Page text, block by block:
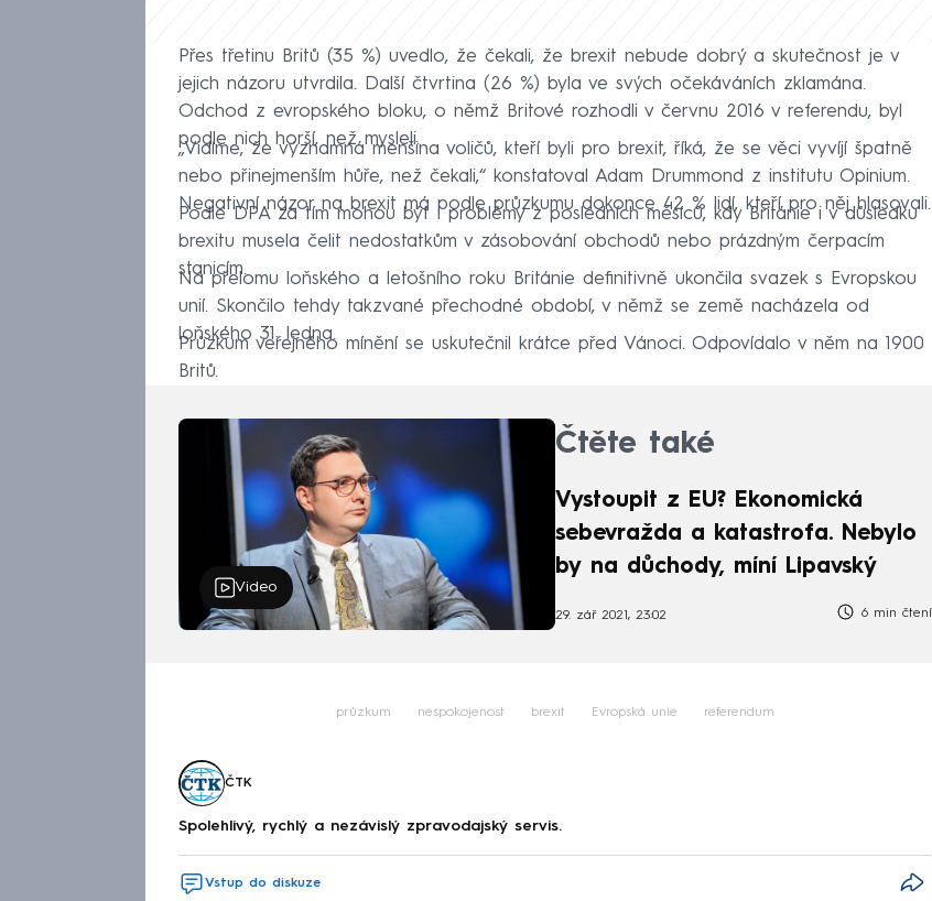
Přes třetinu Britů (35 %) uvedlo, že čekali, že brexit nebude dobrý a skutečnost je v
jejich názoru utvrdila. Další čtvrtina (26 %) byla ve svých očekáváních zklamána.
Odchod z evropského bloku, o němž Britové rozhodli v červnu 2016 v referendu, byl
podle nich horší, než mysleli.
„Vidíme, že významná menšina voličů, kteří byli pro brexit, říká, že se věci vyvíjí špatně
nebo přinejmenším hůře, než čekali,“ konstatoval Adam Drummond z institutu Opinium.
Negativní názor na brexit má podle průzkumu dokonce 42 % lidí, kteří pro něj hlasovali.
Podle DPA za tím mohou být i problémy z posledních měsíců, kdy Británie i v důsledku
brexitu musela čelit nedostatkům v zásobování obchodů nebo prázdným čerpacím
stanicím.
Na přelomu loňského a letošního roku Británie definitivně ukončila svazek s Evropskou
unií. Skončilo tehdy takzvané přechodné období, v němž se země nacházela od
loňského 31. ledna.
Průzkum veřejného mínění se uskutečnil krátce před Vánoci. Odpovídalo v něm na 1900
Britů.
Video
Čtěte také
Vystoupit z EU? Ekonomická
sebevražda a katastrofa. Nebylo
by na důchody, míní Lipavský
29. zář 2021, 23:02 6 min čtení
průzkum nespokojenost brexit Evropská unie referendum
ČTK
Spolehlivý, rychlý a nezávislý zpravodajský servis.
Vstup do diskuze